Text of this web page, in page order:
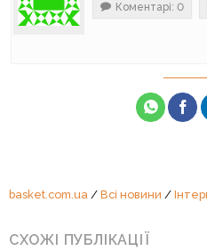
Коментарі: 0
basket.com.ua / Всі новини /
СХОЖІ ПУБЛІКАЦІЇ